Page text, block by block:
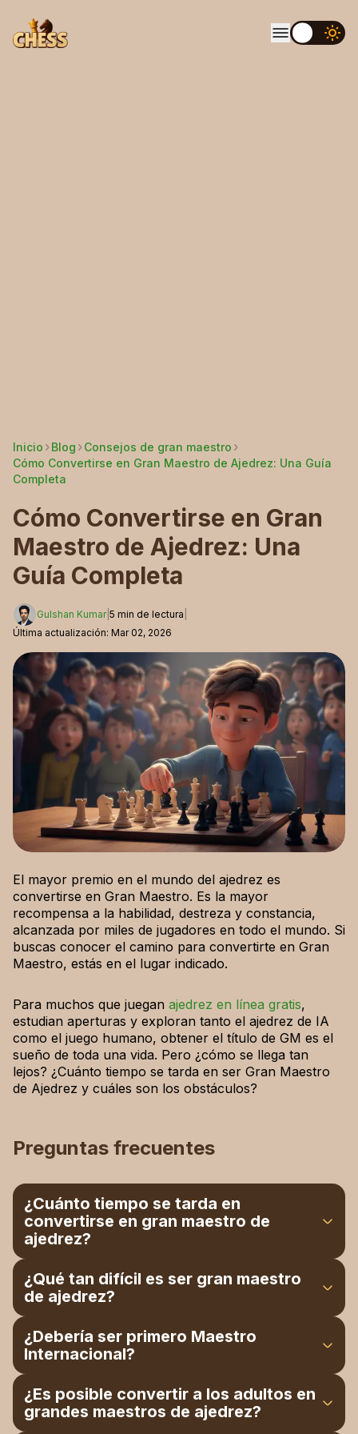
Inicio Blog
Consejos de gran maestro
Cómo Convertirse en Gran Maestro de Ajedrez: Una Guía
Completa
Cómo Convertirse en Gran
Maestro de Ajedrez: Una
Guía Completa
Gulshan Kumar| 5 min de lectura
Última actualización: Mar 02, 2026
El mayor premio en el mundo del ajedrez es
convertirse en Gran Maestro. Es la mayor
recompensa a la habilidad, destreza y constancia,
alcanzada por miles de jugadores en todo el mundo. Si
buscas conocer el camino para convertirte en Gran
Maestro, estás en el lugar indicado.
Para muchos que juegan ajedrez en línea gratis,
estudian aperturas y exploran tanto el ajedrez de IA
como el juego humano, obtener el título de GM es el
sueño de toda una vida. Pero ¿cómo se llega tan
lejos? ¿Cuánto tiempo se tarda en ser Gran Maestro
de Ajedrez y cuáles son los obstáculos?
Preguntas frecuentes
¿Cuánto tiempo se tarda en
convertirse en gran maestro de
ajedrez?
Generalmente, se alcanza entre los 8 y los 15
años, dependiendo de la edad de inicio y el ritmo
de entrenamiento.
¿Qué tan difícil es ser gran maestro
de ajedrez?
Aún no es un título obligatorio; la mayoría de los
jugadores obtuvieron el título de IM (Maestro
Maestro).
¿Debería ser primero Maestro
Internacional?
No es un título obligatorio, pero la mayoría de
los jugadores obtuvieron el título de IM (Maestro
Internacional) antes de convertirse en GM (Gran
¿Es posible convertir a los adultos en
grandes maestros de ajedrez?